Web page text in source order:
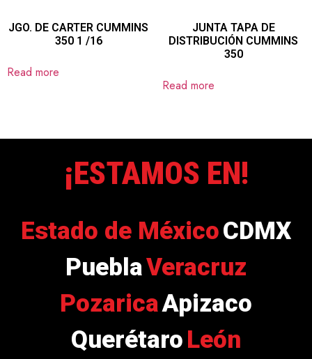
JGO. DE CARTER CUMMINS
350 1 /16
Read more
JUNTA TAPA DE
DISTRIBUCIÓN CUMMINS
350
Read more
¡ESTAMOS EN!
Estado de MéxicoCDMX
PueblaVeracruz
PozaricaApizaco
QuerétaroLeón